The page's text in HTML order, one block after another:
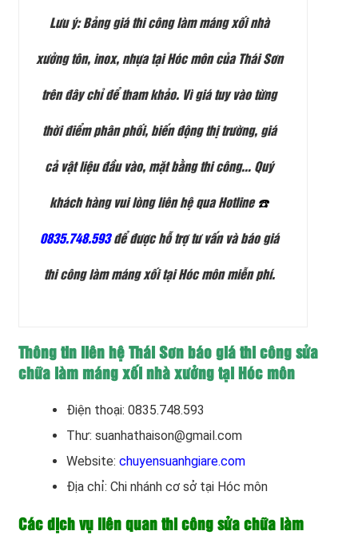
Lưu ý: Bảng giá thi công làm máng xối nhà
xưởng tôn, inox, nhựa tại Hóc môn của Thái Sơn
trên đây chỉ để tham khảo. Vì giá tuy vào từng
thời điểm phân phối, biến động thị trường, giá
cả vật liệu đầu vào, mặt bằng thi công… Quý
khách hàng vui lòng liên hệ qua Hotline ☎️
0835.748.593để được hỗ trợ tư vấn và báo giá
thi công làm máng xối tại Hóc môn miễn phí.
Thông tin liên hệ Thái Sơn báo giá thi công sửa
chữa làm máng xối nhà xưởng tại Hóc môn
Điện thoại: 0835.748.593
Thư: suanhathaison@gmail.com
Website: chuyensuanhgiare.com
Địa chỉ: Chi nhánh cơ sở tại Hóc môn
Các dịch vụ liên quan thi công sửa chữa làm